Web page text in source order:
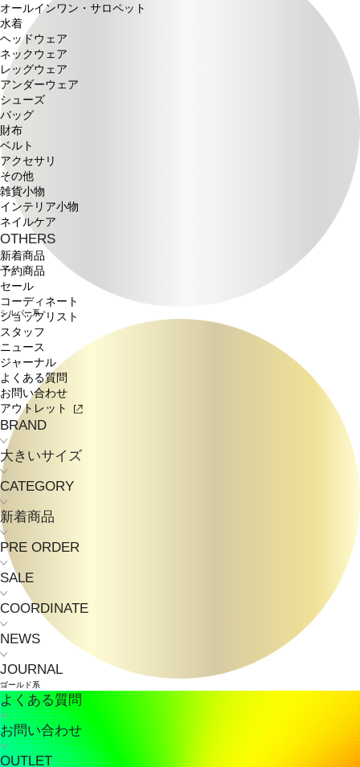
オールインワン・サロペット
水着
ヘッドウェア
ネックウェア
レッグウェア
アンダーウェア
シューズ
バッグ
財布
ベルト
アクセサリ
その他
雑貨小物
インテリア小物
ネイルケア
OTHERS
新着商品
予約商品
セール
コーディネート
ショップリスト
スタッフ
ニュース
ジャーナル
よくある質問
お問い合わせ
アウトレット
BRAND
大きいサイズ
CATEGORY
新着商品
PRE ORDER
SALE
COORDINATE
NEWS
JOURNAL
よくある質問
お問い合わせ
OUTLET
シルバー系
ゴールド系